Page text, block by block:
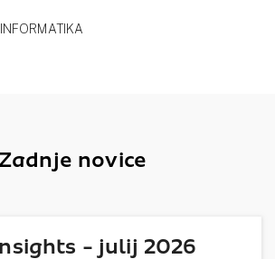
Zadnje novice
- julij 2026